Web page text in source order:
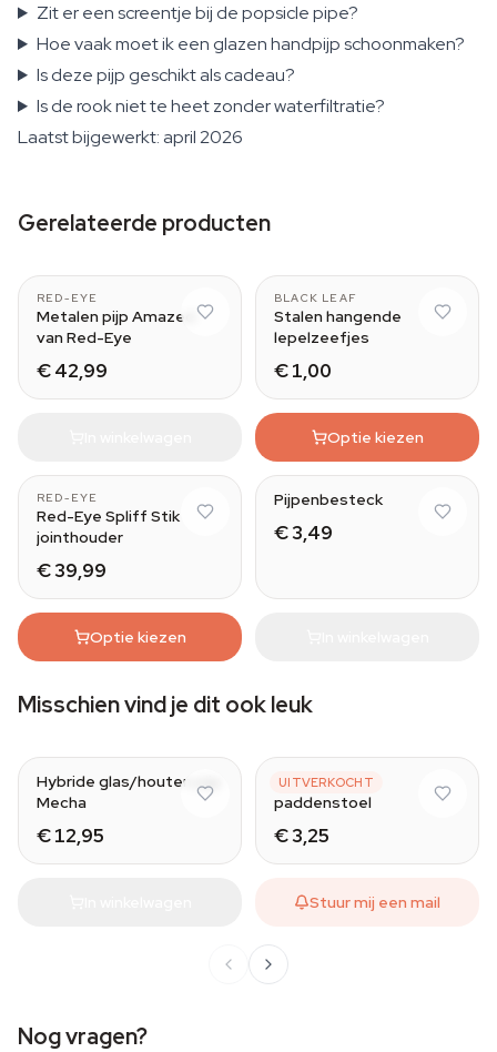
Zit er een screentje bij de popsicle pipe?
Hoe vaak moet ik een glazen handpijp schoonmaken?
Is deze pijp geschikt als cadeau?
Is de rook niet te heet zonder waterfiltratie?
Laatst bijgewerkt: april 2026
Gerelateerde producten
RED-EYE
Metalen pijp Amazed
van Red-Eye
€ 42,99
BLACK LEAF
Stalen hangende
lepelzeefjes
€ 1,00
Optie kiezen
RED-EYE
Red-Eye Spliff Stik
jointhouder
€ 39,99
Optie kiezen
Pijpenbesteck
€ 3,49
Misschien vind je dit ook leuk
Hybride glas/houten pijp
Mecha
€ 12,95
UITVERKOCHT
Metalen pijp
paddenstoel
€ 3,25
Stuur mij een mail
Nog vragen?